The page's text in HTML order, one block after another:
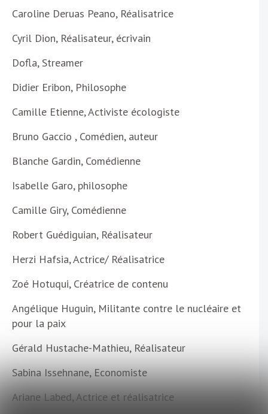
Caroline Deruas Peano, Réalisatrice
Cyril Dion, Réalisateur, écrivain
Dofla, Streamer
Didier Eribon, Philosophe
Camille Etienne, Activiste écologiste
Bruno Gaccio , Comédien, auteur
Blanche Gardin, Comédienne
Isabelle Garo, philosophe
Camille Giry, Comédienne
Robert Guédiguian, Réalisateur
Herzi Hafsia, Actrice/ Réalisatrice
Zoé Hotuqui, Créatrice de contenu
Angélique Huguin, Militante contre le nucléaire et
pour la paix
Gérald Hustache-Mathieu, Réalisateur
Sabina Issehnane, Economiste
Ariane Labed, Actrice et réalisatrice